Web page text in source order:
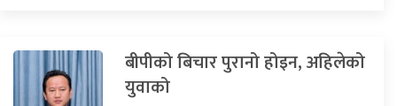
बीपीको बिचार पुरानो होइन, अहिलेको
युवाको